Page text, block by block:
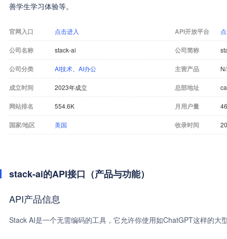
善学生学习体验等。
官网入口 点击进入 API开放平台
公司名称 stack-ai 公司简称
公司分类 AI技术 AI办公 主营产品
成立时间 2023年成立 总部地址
网站排名 554.6K 月用户量
国家/地区 美国 收录时间
stack-ai的API接口（产品与功能）
API产品信息
Stack AI是一个无需编码的工具，它允许你使用如ChatGPT这样的